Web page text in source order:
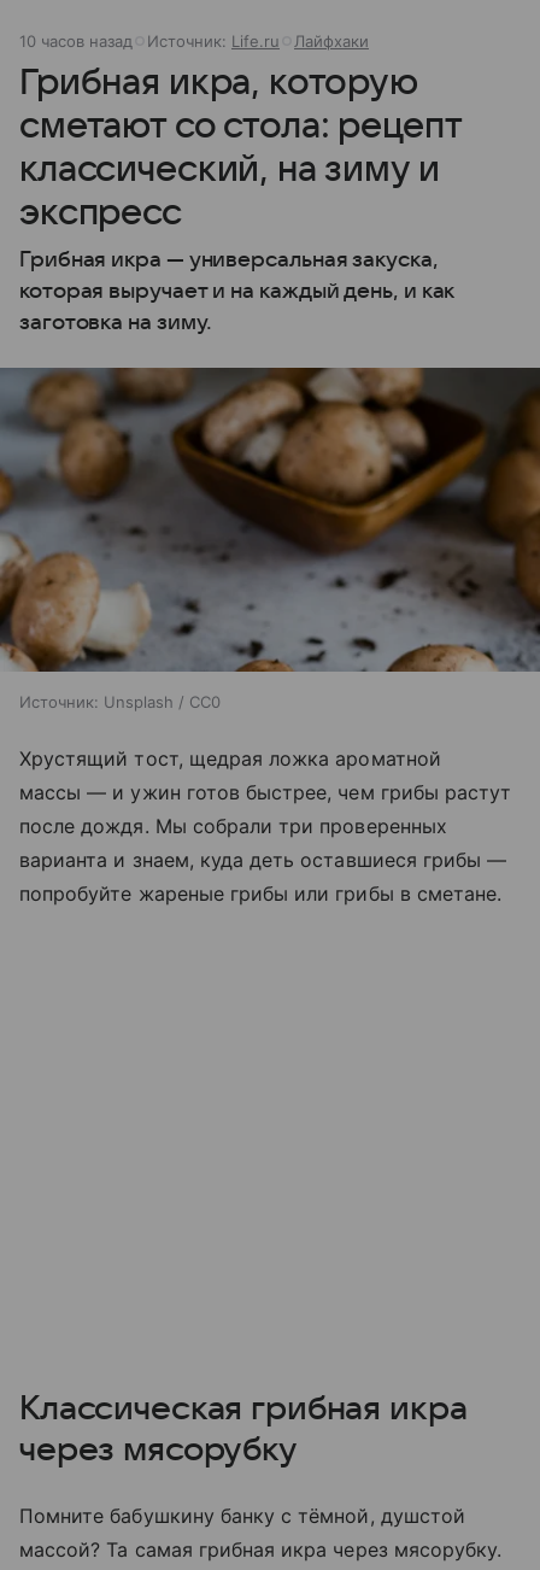
10 часов назад Источник: Life.ru Лайфхаки
Грибная икра, которую
сметают со стола: рецепт
классический, на зиму и
экспресс
Грибная икра — универсальная закуска,
которая выручает и на каждый день, и как
заготовка на зиму.
Источник: Unsplash / CC0
Хрустящий тост, щедрая ложка ароматной
массы — и ужин готов быстрее, чем грибы растут
после дождя. Мы собрали три проверенных
варианта и знаем, куда деть оставшиеся грибы —
попробуйте жареные грибы или грибы в сметане.
Классическая грибная икра
через мясорубку
Помните бабушкину банку с тёмной, душстой
массой? Та самая грибная икра через мясорубку.